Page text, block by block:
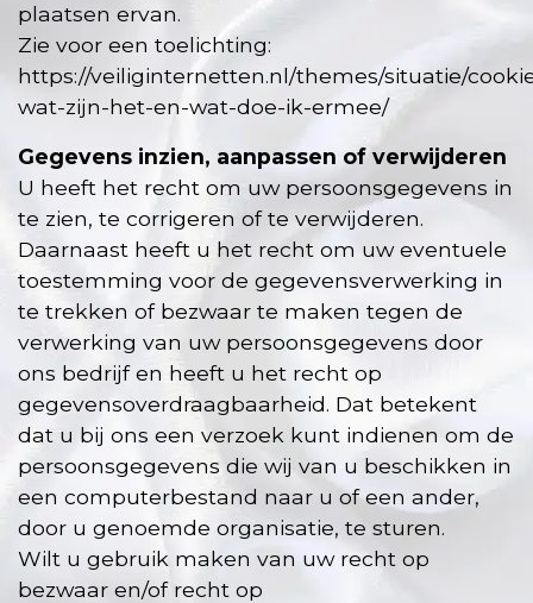
plaatsen ervan.
Zie voor een toelichting:
https://veiliginternetten.nl/themes/situatie/
wat-zijn-het-en-wat-doe-ik-ermee/
Gegevens inzien, aanpassen of verwijderen
U heeft het recht om uw persoonsgegevens in
te zien, te corrigeren of te verwijderen.
Daarnaast heeft u het recht om uw eventuele
toestemming voor de gegevensverwerking in
te trekken of bezwaar te maken tegen de
verwerking van uw persoonsgegevens door
ons bedrijf en heeft u het recht op
gegevensoverdraagbaarheid. Dat betekent
dat u bij ons een verzoek kunt indienen om de
persoonsgegevens die wij van u beschikken in
een computerbestand naar u of een ander,
door u genoemde organisatie, te sturen.
Wilt u gebruik maken van uw recht op
bezwaar en/of recht op